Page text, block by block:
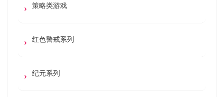
策略类游戏
红色警戒系列
纪元系列